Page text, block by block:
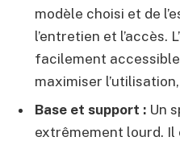
modèle choisi et de
l’entretien et l’accès.
facilement
maximiser
Base et support : Un
extrêmement lourd. Il